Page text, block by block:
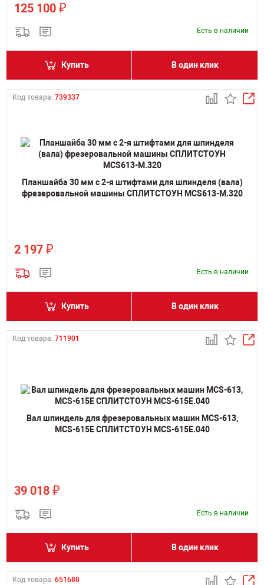
125 100 ₽
Есть в наличии
Купить В один клик
Код товара: 739337
Планшайба 30 мм с 2-я штифтами для шпинделя (вала)
фрезеровальной машины СПЛИТСТОУН MCS613-M.320
2 197 ₽
Есть в наличии
Купить В один клик
Код товара: 711901
Вал шпиндель для фрезеровальных машин MCS-613,
MCS-615E СПЛИТСТОУН MCS-615E.040
39 018 ₽
Есть в наличии
Купить В один клик
Код товара: 651680